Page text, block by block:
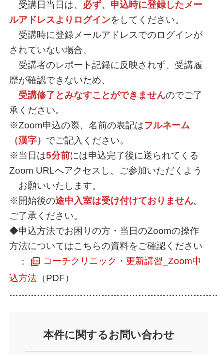
受講日当日は、 必ず、申込時に登録したメー
ルアドレスよりログインをしてください。
受講時に登録メールアドレスでのログインが
されていない場合、
受講者のレポート記録に反映されず、受講履
歴が確認できないため、
受講修了とみなすことができませんのでご了
承ください。
※Zoom申込の際、名前の表記はフルネーム
（漢字） でご記入ください。
※当日は5分前には申込完了後に送られてくる
Zoom URLへアクセスし、ご参加いただくよう
お願いいたします。
※開始後の途中入室は受け付けておりません。
ご了承ください。
◆申込方法でお困りの方・当日のZoomの操作
方法についてはこちらの資料をご確認ください
：
コーチクリニック・更新講習_Zoom申
込方法 （PDF）
本件に関するお問い合わせ